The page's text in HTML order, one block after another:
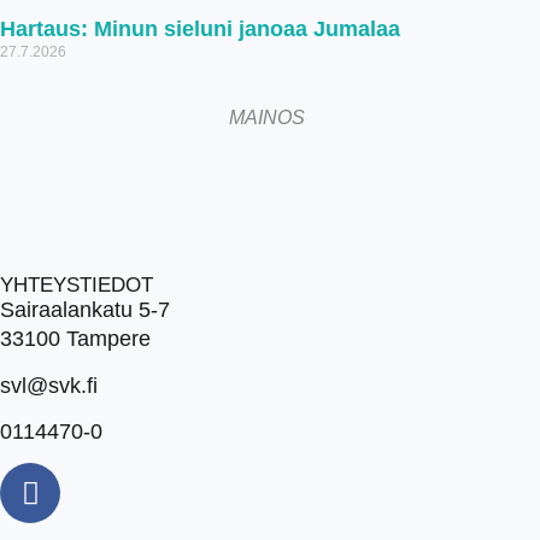
Hartaus: Minun sieluni janoaa Jumalaa
27.7.2026
MAINOS
YHTEYSTIEDOT
Sairaalankatu 5-7
33100 Tampere
svl@svk.fi
0114470-0